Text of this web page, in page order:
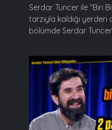
Serdar Tuncer ile “Biri
tarzıyla kaldığı yerden
bölümde Serdar